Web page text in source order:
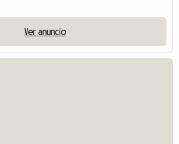
Ver anuncio